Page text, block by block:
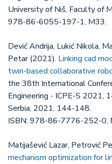
University of Niš, Faculty of
978-86-6055-197-1, M33.
Dević Andrija, Lukić Nikola,
Petar (2021). Linking cad
twin-based collaborative
the 38th International
Engineering - ICPE-S 2021,
Serbia, 2021, 144-148.
ISBN: 978-86-7776-252-0,
Matijašević Lazar, Petrović
mechanism optimization for